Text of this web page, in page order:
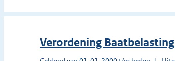
Verordening